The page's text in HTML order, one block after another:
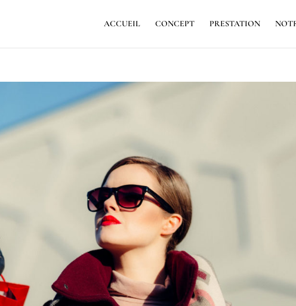
ACCUEIL CONCEPT PRESTATION